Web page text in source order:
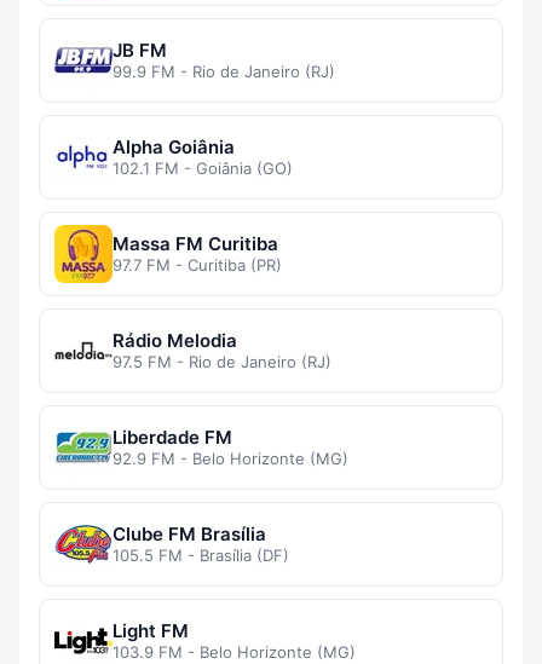
JB FM
99.9 FM - Rio de Janeiro (RJ)
Alpha Goiânia
102.1 FM - Goiânia (GO)
Massa FM Curitiba
97.7 FM - Curitiba (PR)
Rádio Melodia
97.5 FM - Rio de Janeiro (RJ)
Liberdade FM
92.9 FM - Belo Horizonte (MG)
Clube FM Brasília
105.5 FM - Brasília (DF)
Light FM
103.9 FM - Belo Horizonte (MG)